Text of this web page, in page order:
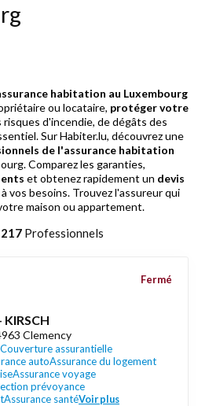
habitation au Luxembourg
ou locataire, protéger votre
d'incendie, de dégâts des
Sur Habiter.lu, découvrez une
de l'assurance habitation
Comparez les garanties,
et obtenez rapidement un devis
vos besoins. Trouvez l'assureur qui
maison ou appartement.
217 Professionnels
Clemency
Couverture assurantielle
autoAssurance du logement
Assurance voyage
prévoyance
Assurance santéVoir plus
Fermé